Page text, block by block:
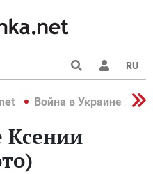
RU
Война в Украине 2022
Ксении